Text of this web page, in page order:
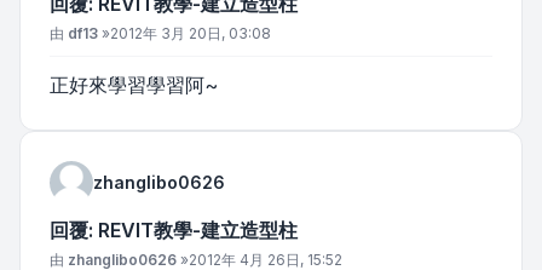
文章
由 df13 »2012年 3月 20日, 03:08
正好來學習學習阿~
zhanglibo0626
回覆: REVIT教學-建立造型柱
文章
由 zhanglibo0626 »2012年 4月 26日, 15:52